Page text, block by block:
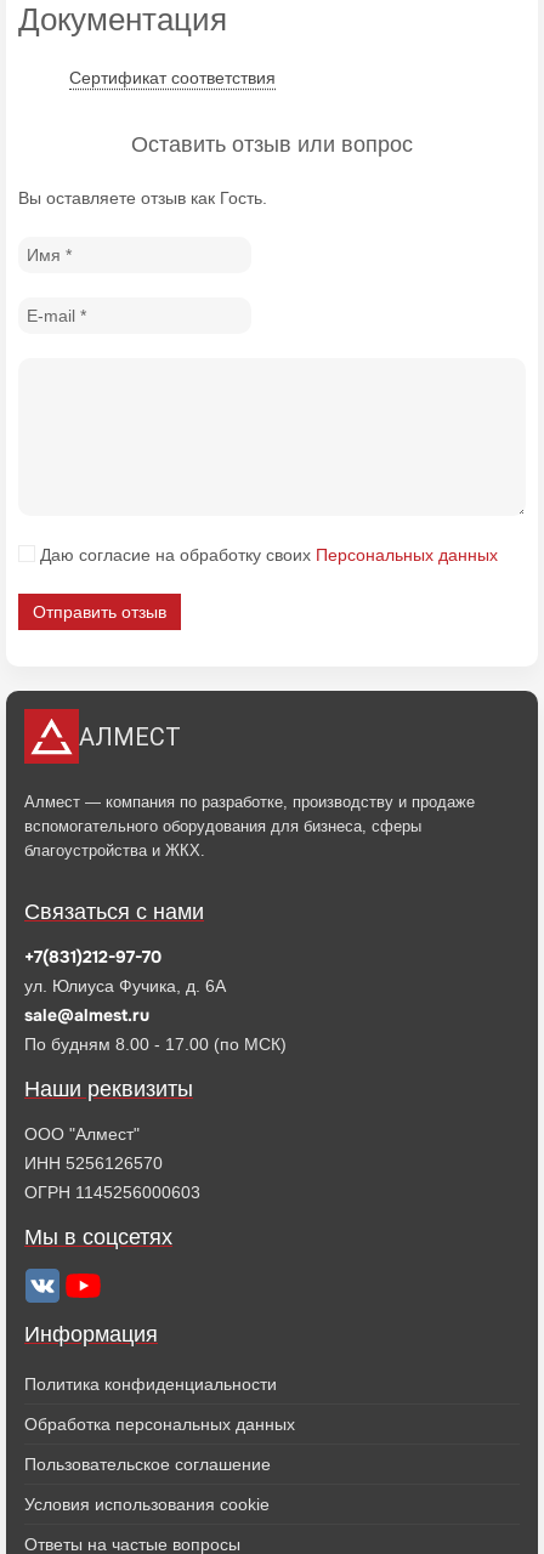
Документация
Сертификат соответствия
Оставить отзыв или вопрос
Вы оставляете отзыв как Гость.
Даю согласие на обработку своих Персональных данных
Отправить отзыв
АЛМЕСТ
Алмест — компания по разработке, производству и продаже
вспомогательного оборудования для бизнеса, сферы
благоустройства и ЖКХ.
Информация
Политика конфиденциальности
Обработка персональных данных
Пользовательское соглашение
Условия использования cookie
Ответы на частые вопросы
Связаться с нами
+7(831)212-97-70
ул. Юлиуса Фучика, д. 6А
sale@almest.ru
По будням 8.00 - 17.00 (по МСК)
Наши реквизиты
ООО "Алмест"
ИНН 5256126570
ОГРН 1145256000603
Мы в соцсетях